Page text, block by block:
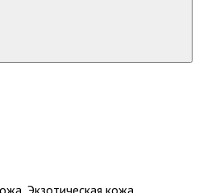
Экзотическая кожа,